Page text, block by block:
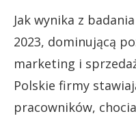
Jak wynika z
2023, dominującą
marketing i
Polskie firmy
pracowników,